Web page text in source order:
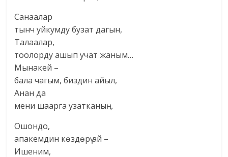
Санаалар
тынч уйкумду бузат дагын,
Талаалар,
тоолорду ашып учат жаным…
Мынакей –
бала чагым, биздин айыл,
Анан да
мени шаарга узатканың.
Ошондо,
апакемдин көздөрү ай –
Ишеним,